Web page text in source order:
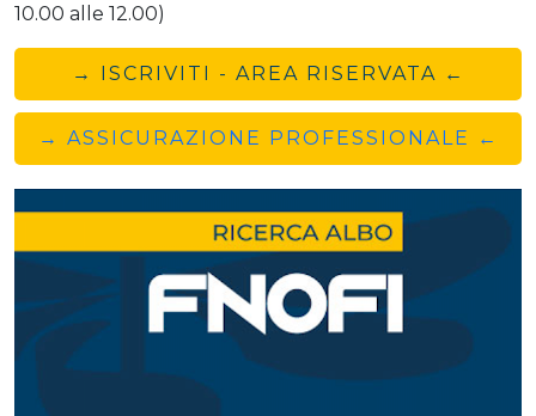
10.00 alle 12.00)
→ ISCRIVITI - AREA RISERVATA ←
→ ASSICURAZIONE PROFESSIONALE ←